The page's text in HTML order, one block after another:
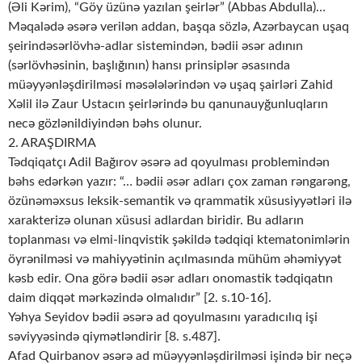
(Əli Kərim), “Göy üzünə yazılan şeirlər” (Abbas Abdulla)…
Məqalədə əsərə verilən addan, başqa sözlə, Azərbaycan uşaq
şeirindəsərlövhə-adlar sistemindən, bədii əsər adının
(sərlövhəsinin, başlığının) hansı prinsiplər əsasında
müəyyənləşdirilməsi məsələlərindən və uşaq şairləri Zahid
Xəlil ilə Zaur Ustacın şeirlərində bu qanunauyğunluqların
necə gözlənildiyindən bəhs olunur.
2. ARAŞDIRMA
Tədqiqatçı Adil Bağırov əsərə ad qoyulması problemindən
bəhs edərkən yazır: “… bədii əsər adları çox zaman rəngarəng,
özünəməxsus leksik-semantik və qrammatik xüsusiyyətləri ilə
xarakterizə olunan xüsusi adlardan biridir. Bu adların
toplanması və elmi-linqvistik şəkildə tədqiqi ktematonimlərin
öyrənilməsi və mahiyyətinin açılmasında mühüm əhəmiyyət
kəsb edir. Ona görə bədii əsər adları onomastik tədqiqatın
daim diqqət mərkəzində olmalıdır” [2. s.10-16].
Yəhya Seyidov bədii əsərə ad qoyulmasını yaradıcılıq işi
səviyyəsində qiymətləndirir [8. s.487].
Afad Quirbanov əsərə ad müəyyənləşdirilməsi işində bir neçə